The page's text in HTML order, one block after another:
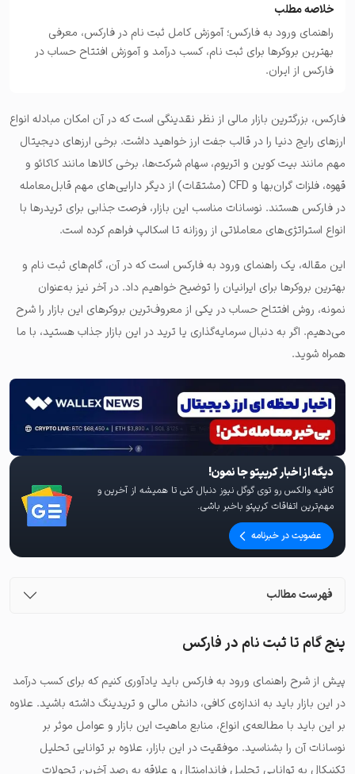
خلاصه مطلب
راهنمای ورود به فارکس؛ آموزش کامل ثبت نام در فارکس، معرفی
بهترین بروکرها برای ثبت نام، کسب درآمد و آموزش افتتاح حساب در
فارکس از ایران.
فارکس، بزرگترین بازار مالی از نظر نقدینگی است که در آن امکان مبادله انواع
ارزهای رایج دنیا را در قالب جفت ارز خواهید داشت. برخی ارزهای دیجیتال
مهم مانند بیت کوین و اتریوم، سهام شرکت‌ها، برخی کالاها مانند کاکائو و
قهوه، فلزات گران‌بها و CFD‌ (مشتقات) از دیگر دارایی‌های مهم قابل‌معامله
در فارکس هستند. نوسانات مناسب این بازار، فرصت جذابی برای تریدرها با
انواع استراتژی‌های معاملاتی از روزانه تا اسکالپفراهم کرده است.
این مقاله، یک راهنمای ورود به فارکس است که در آن، گام‌های ثبت نام و
بهترین بروکرها برای ایرانیان را توضیح خواهیم داد. در آخر نیز به‌عنوان
نمونه، روش افتتاح حساب در یکی از معروف‌ترین بروکرهای این بازار را شرح
می‌دهیم. اگر به دنبال سرمایه‌گذاری یا ترید در این بازار جذاب هستید، با ما
همراه شوید.
دیگه از اخبار کریپتو جا نمون!
کافیه والکس رو توی گوگل نیوز دنبال کنی تا همیشه از آخرین و
مهم‌ترین اتفاقات کریپتو باخبر باشی.
عضویت در خبرنامه
فهرست مطالب
پنج گام تا ثبت نام در فارکس
پیش از شرح راهنمای ورود به فارکس باید یادآوری کنیم که برای کسب درآمد
در این بازار باید به اندازه‌ی کافی، دانش مالی و تریدینگ داشته باشید. علاوه
بر این باید با مطالعه‌ی انواع، منابع ماهیت این بازار و عوامل موثر بر
نوسانات آن را بشناسید. موفقیت در این بازار، علاوه بر توانایی تحلیل
تکنیکال به توانایی تحلیل فاندامنتال و علاقه به رصد آخرین تحولات